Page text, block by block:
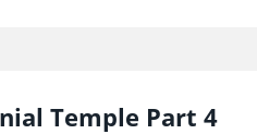
Temple Part 4